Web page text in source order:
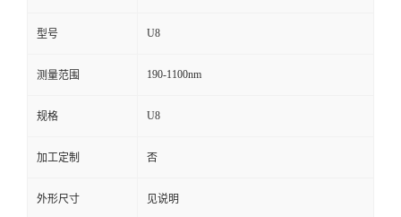
言
型号 U8
测量范围 190-1100nm
规格 U8
加工定制 否
外形尺寸 见说明